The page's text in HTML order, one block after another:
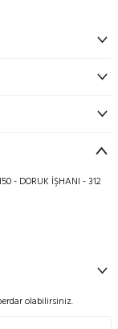
- DORUK İŞHANI - 312
olabilirsiniz.